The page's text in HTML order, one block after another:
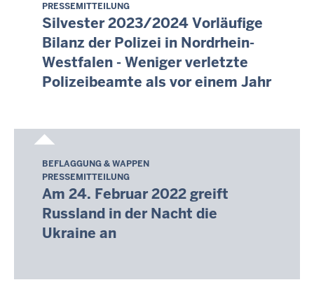
Samstag,
8.
August
2026
-
PRESSEMITTEILUNG
Silvester 2023/2024 Vorläufige
Bilanz der Polizei in Nordrhein-
Westfalen - Weniger verletzte
Polizeibeamte als vor einem Jahr
Samstag,
8.
August
2026
-
BEFLAGGUNG & WAPPEN
PRESSEMITTEILUNG
Am 24. Februar 2022 greift
Russland in der Nacht die
Ukraine an